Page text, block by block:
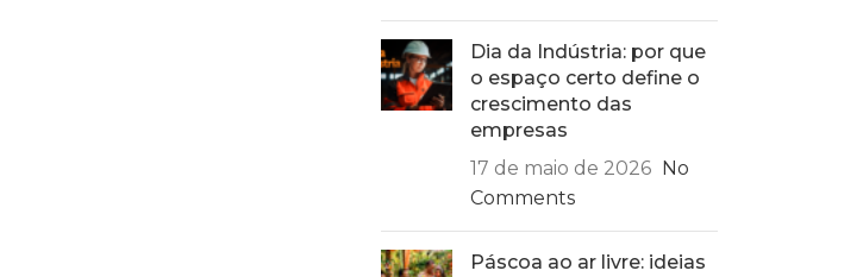
Dia da Indústria: por que
o espaço certo define o
crescimento das
empresas
17 de maio de 2026 No
Comments
Páscoa ao ar livre: ideias